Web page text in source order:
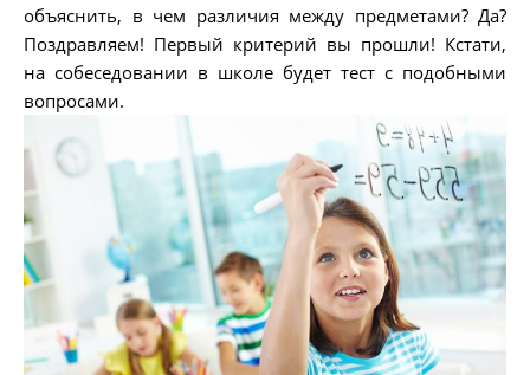
объяснить, в чем различия между предметами? Да?
Поздравляем! Первый критерий вы прошли! Кстати,
на собеседовании в школе будет тест с подобными
вопросами.